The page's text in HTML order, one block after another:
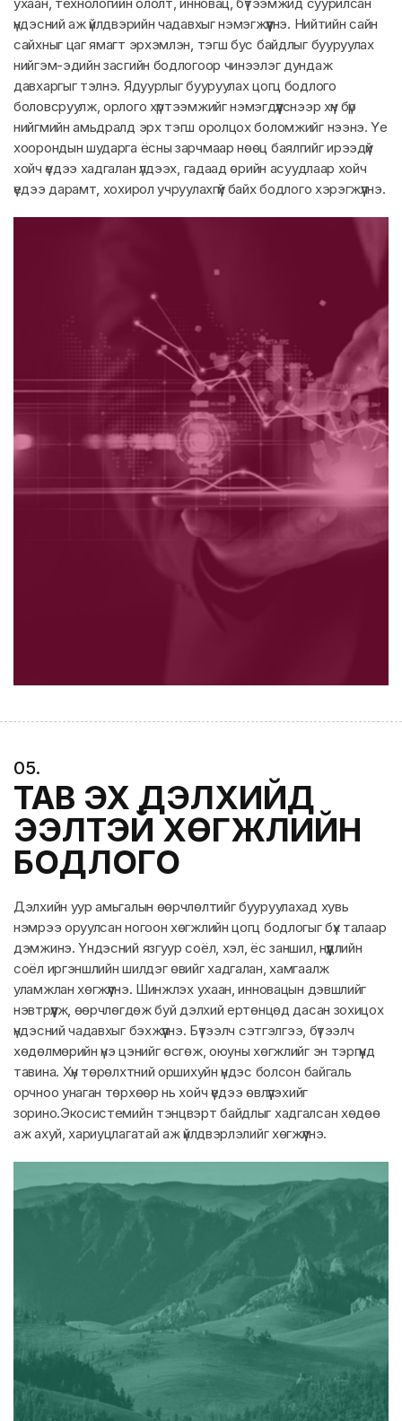
үндэсний аж үйлдвэрийн чадавхыг нэмэгжүүлнэ. Нийтийн сайн
сайхныг цаг ямагт эрхэмлэн, тэгш бус байдлыг бууруулах
нийгэм-эдийн засгийн бодлогоор чинээлэг дундаж
давхаргыг тэлнэ. Ядуурлыг бууруулах цогц бодлого
боловсруулж, орлого хүртээмжийг нэмэгдүүлснээр хүн бүр
нийгмийн амьдралд эрх тэгш оролцох боломжийг нээнэ. Үе
хоорондын шударга ёсны зарчмаар нөөц баялгийг ирээдүй
хойч үедээ хадгалан үлдээх, гадаад өрийн асуудлаар хойч
үедээ дарамт, хохирол учруулахгүй байх бодлого хэрэгжүүлнэ.
05.
ТАВ ЭХ ДЭЛХИЙД
ЭЭЛТЭЙ ХӨГЖЛИЙН
БОДЛОГО
Дэлхийн уур амьгалын өөрчлөлтийг бууруулахад хувь
нэмрээ оруулсан ногоон хөгжлийн цогц бодлогыг бүх талаар
дэмжинэ. Үндэсний язгуур соёл, хэл, ёс заншил, нүүдлийн
соёл иргэншлийн шилдэг өвийг хадгалан, хамгаалж
уламжлан хөгжүүлнэ. Шинжлэх ухаан, инновацын дэвшлийг
нэвтрүүлж, өөрчлөгдөж буй дэлхий ертөнцөд дасан зохицох
үндэсний чадавхыг бэхжүүлнэ. Бүтээлч сэтгэлгээ, бүтээлч
хөдөлмөрийн үнэ цэнийг өсгөж, оюуны хөгжлийг эн тэргүүнд
тавина. Хүн төрөлхтний оршихуйн үндэс болсон байгаль
орчноо унаган төрхөөр нь хойч үедээ өвлүүлэхийг
зорино.Экосистемийн тэнцвэрт байдлыг хадгалсан хөдөө
аж ахуй, хариуцлагатай аж үйлдвэрлэлийг хөгжүүлнэ.